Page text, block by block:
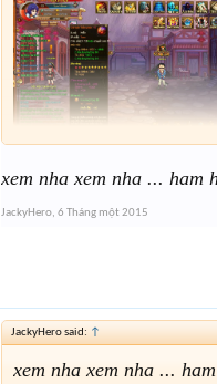
xem nha xem nha ...
JackyHero, 6 Tháng một 2015
JackyHero said: ↑
xem nha xem nha ...